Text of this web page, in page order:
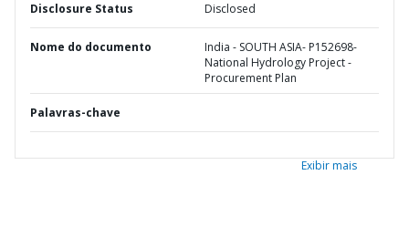
Disclosure Status Disclosed
Nome do documento
India - SOUTH ASIA- P152698-
National Hydrology Project -
Procurement Plan
Palavras-chave
Exibir mais